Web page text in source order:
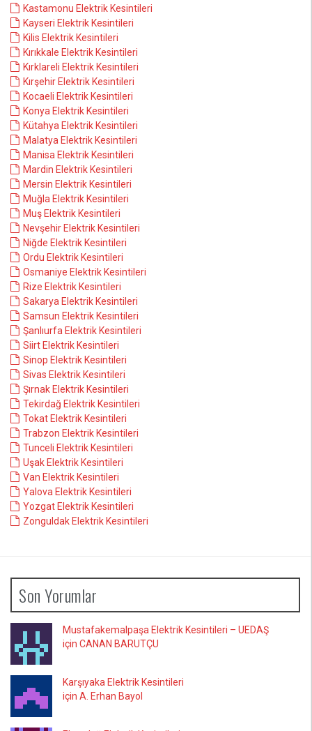
Kastamonu Elektrik Kesintileri
Kayseri Elektrik Kesintileri
Kilis Elektrik Kesintileri
Kırıkkale Elektrik Kesintileri
Kırklareli Elektrik Kesintileri
Kırşehir Elektrik Kesintileri
Kocaeli Elektrik Kesintileri
Konya Elektrik Kesintileri
Kütahya Elektrik Kesintileri
Malatya Elektrik Kesintileri
Manisa Elektrik Kesintileri
Mardin Elektrik Kesintileri
Mersin Elektrik Kesintileri
Muğla Elektrik Kesintileri
Muş Elektrik Kesintileri
Nevşehir Elektrik Kesintileri
Niğde Elektrik Kesintileri
Ordu Elektrik Kesintileri
Osmaniye Elektrik Kesintileri
Rize Elektrik Kesintileri
Sakarya Elektrik Kesintileri
Samsun Elektrik Kesintileri
Şanlıurfa Elektrik Kesintileri
Siirt Elektrik Kesintileri
Sinop Elektrik Kesintileri
Sivas Elektrik Kesintileri
Şırnak Elektrik Kesintileri
Tekirdağ Elektrik Kesintileri
Tokat Elektrik Kesintileri
Trabzon Elektrik Kesintileri
Tunceli Elektrik Kesintileri
Uşak Elektrik Kesintileri
Van Elektrik Kesintileri
Yalova Elektrik Kesintileri
Yozgat Elektrik Kesintileri
Zonguldak Elektrik Kesintileri
Son Yorumlar
Mustafakemalpaşa Elektrik Kesintileri – UEDAŞ
için CANAN BARUTÇU
Karşıyaka Elektrik Kesintileri
için A. Erhan Bayol